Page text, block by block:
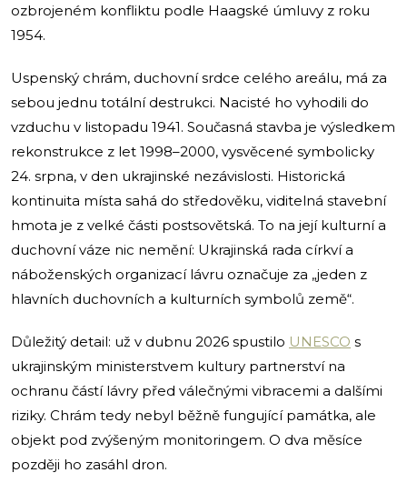
ozbrojeném konfliktu podle Haagské úmluvy z roku
1954.
Uspenský chrám, duchovní srdce celého areálu, má za
sebou jednu totální destrukci. Nacisté ho vyhodili do
vzduchu v listopadu 1941. Současná stavba je výsledkem
rekonstrukce z let 1998–2000, vysvěcené symbolicky
24. srpna, v den ukrajinské nezávislosti. Historická
kontinuita místa sahá do středověku, viditelná stavební
hmota je z velké části postsovětská. To na její kulturní a
duchovní váze nic nemění: Ukrajinská rada církví a
náboženských organizací lávru označuje za „jeden z
hlavních duchovních a kulturních symbolů země“.
Důležitý detail: už v dubnu 2026 spustilo UNESCO s
ukrajinským ministerstvem kultury partnerství na
ochranu částí lávry před válečnými vibracemi a dalšími
riziky. Chrám tedy nebyl běžně fungující památka, ale
objekt pod zvýšeným monitoringem. O dva měsíce
později ho zasáhl dron.